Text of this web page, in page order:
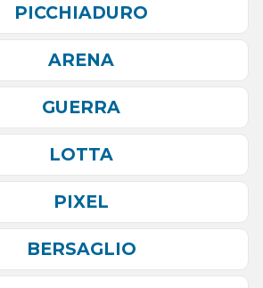
PICCHIADURO
ARENA
GUERRA
LOTTA
PIXEL
BERSAGLIO